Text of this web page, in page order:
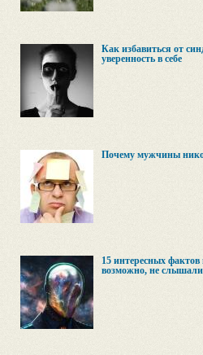
Как избавиться от
уверенность в себе
Почему мужчины
15 интересных
возможно, не слышали